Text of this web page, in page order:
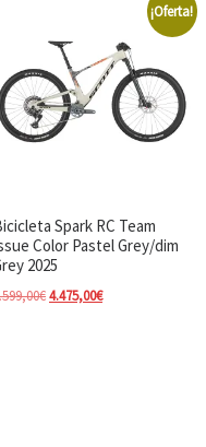
¡Oferta!
Spark RC Team
Color Pastel Grey/dim
2025
€El precio original era:
4.475,00€El precio actual